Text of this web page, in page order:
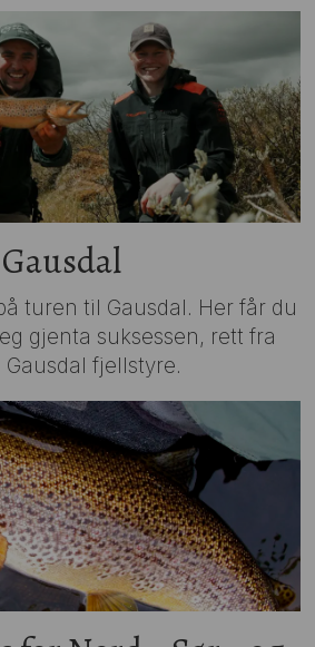
turen til Gausdal. Her får du
gjenta suksessen, rett fra
fjellstyre.